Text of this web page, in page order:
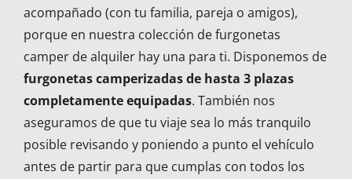
acompañado (con tu familia, pareja o amigos),
porque en nuestra colección de furgonetas
camper de alquiler hay una para ti. Disponemos de
furgonetas camperizadas de hasta 3 plazas
completamente equipadas. También nos
aseguramos de que tu viaje sea lo más tranquilo
posible revisando y poniendo a punto el vehículo
antes de partir para que cumplas con todos los